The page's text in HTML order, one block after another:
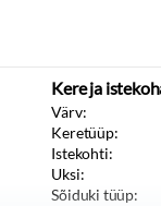
Kere ja
Värv:
Keretüüp:
Istekohti:
Uksi:
Sõiduki tüüp: